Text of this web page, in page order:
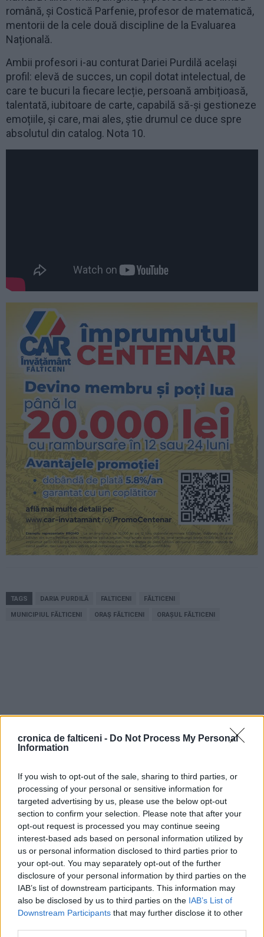
cronica de falticeni - Do Not Process My Personal
Information
If you wish to opt-out of the sale, sharing to third parties, or
processing of your personal or sensitive information for
targeted advertising by us, please use the below opt-out
section to confirm your selection. Please note that after your
opt-out request is processed you may continue seeing
interest-based ads based on personal information utilized by
us or personal information disclosed to third parties prior to
your opt-out. You may separately opt-out of the further
disclosure of your personal information by third parties on the
IAB’s list of downstream participants. This information may
also be disclosed by us to third parties on the IAB’s List of
Downstream Participants that may further disclose it to other
română, și Costică Parfenie, profesor de matematică,
mentorii de la cele două discipline de la Evaluarea
Națională.
Ambii profesori i-au conturat Dariei Purdilă același
profil: elevă de succes, un copil dotat intelectual, de
care te bucuri la fiecare lecție, persoană ambițioasă,
talentată, iubitoare de carte, capabilă să-și gestioneze
emoțiile, și care, mai ales, știe drumul ce duce spre
absolutul din catalog. Nota 10.
TAGS DARIA PURDILĂ FALTICENI FĂLTICENI
MUNICIPIUL FĂLTICENI ORAȘ FĂLTICENI ORAȘUL FĂLTICENI